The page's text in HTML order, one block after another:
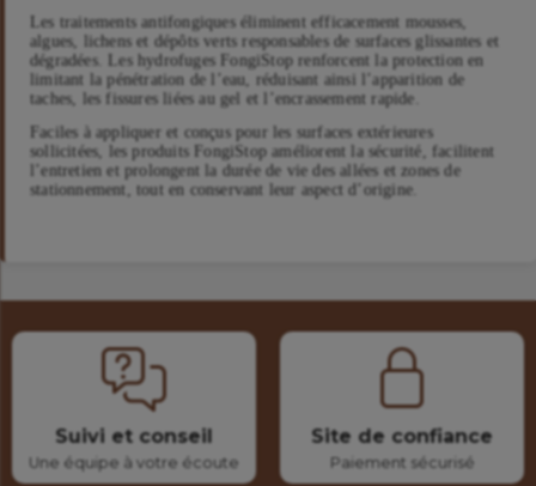
Les traitements antifongiques éliminent efficacement mousses,
algues, lichens et dépôts verts responsables de surfaces glissantes et
dégradées. Les hydrofuges FongiStop renforcent la protection en
limitant la pénétration de l’eau, réduisant ainsi l’apparition de
taches, les fissures liées au gel et l’encrassement rapide.
Faciles à appliquer et conçus pour les surfaces extérieures
sollicitées, les produits FongiStop améliorent la sécurité, facilitent
l’entretien et prolongent la durée de vie des allées et zones de
stationnement, tout en conservant leur aspect d’origine.
Suivi et conseil
Une équipe à votre écoute
Site de confiance
Paiement sécurisé